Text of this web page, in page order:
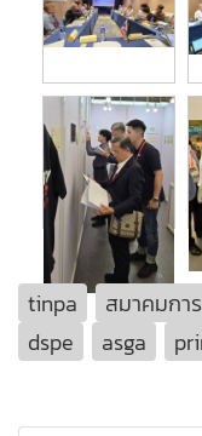
tinpa สมาคมก
dspe
asga